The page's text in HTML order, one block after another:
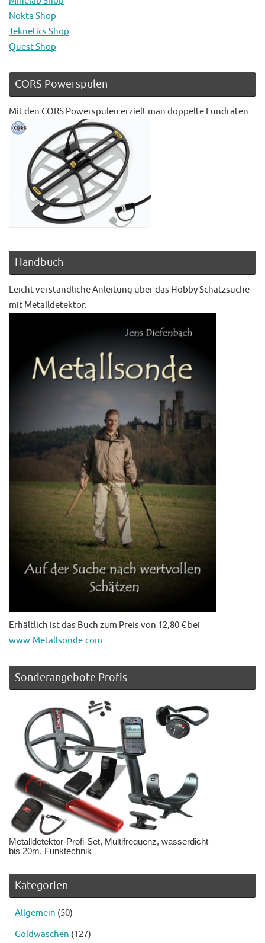
Nokta Shop
Teknetics Shop
Quest Shop
CORS Powerspulen
Mit den CORS Powerspulen erzielt man doppelte Fundraten.
Handbuch
Leicht verständliche Anleitung über das Hobby Schatzsuche
mit Metalldetektor.
Erhältlich ist das Buch zum Preis von 12,80 € bei
www.Metallsonde.com
Sonderangebote Profis
Metalldetektor-Profi-Set, Multifrequenz, wasserdicht
bis 20m, Funktechnik
Kategorien
Allgemein (50)
Goldwaschen (127)